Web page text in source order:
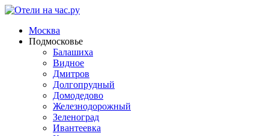
Москва
Подмосковье
Балашиха
Видное
Дмитров
Долгопрудный
Домодедово
Железнодорожный
Зеленоград
Ивантеевка